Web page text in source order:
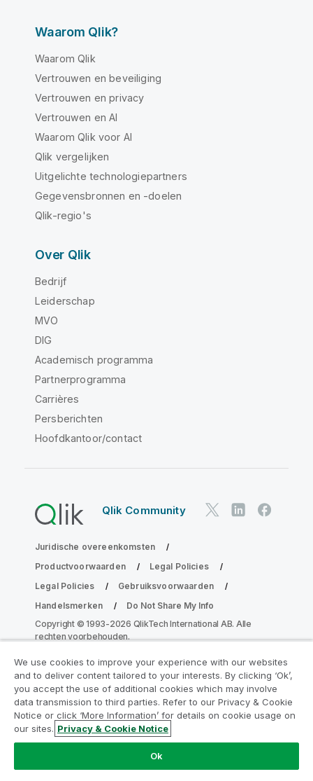
Waarom Qlik?
Waarom Qlik
Vertrouwen en beveiliging
Vertrouwen en privacy
Vertrouwen en AI
Waarom Qlik voor AI
Qlik vergelijken
Uitgelichte technologiepartners
Gegevensbronnen en -doelen
Qlik-regio's
Over Qlik
Bedrijf
Leiderschap
MVO
DIG
Academisch programma
Partnerprogramma
Carrières
Persberichten
Hoofdkantoor/contact
Qlik Community
Juridische overeenkomsten
Productvoorwaarden
Legal Policies
Legal Policies
Gebruiksvoorwaarden
Handelsmerken
Do Not Share My Info
Copyright © 1993-2026 QlikTech International AB. Alle
rechten voorbehouden.
Neem deel aan het Analytics
Modernization Program
Moderniseer zonder uw waardevolle QlikView-apps op
het spel te zetten met het Analytics Modernization
Program.
We use cookies to improve your experience with our websites
and to deliver content tailored to your interests. By clicking ‘Ok’,
you accept the use of additional cookies which may involve
data transmission to third parties. Refer to our Privacy & Cookie
Notice or click ‘More Information’ for details on cookie usage on
our sites. Privacy & Cookie Notice
Ok